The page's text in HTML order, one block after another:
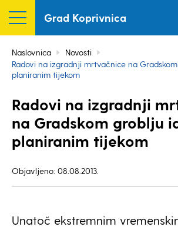
Grad Koprivnica
Naslovnica
Novosti
Radovi na izgradnji mrtvačnice na
planiranim tijekom
Radovi na izgradnji
na Gradskom groblju
planiranim tijekom
Objavljeno: 08.08.2013.
Unatoč ekstremnim